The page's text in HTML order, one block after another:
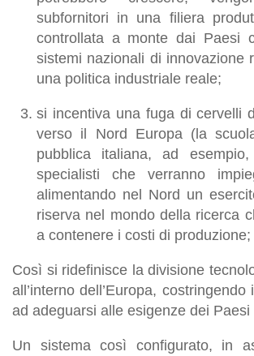
subfornitori in una filiera
controllata a monte dai Paesi
sistemi nazionali di innovazione
una politica industriale reale;
si incentiva una fuga di cervelli
verso il Nord Europa (la
pubblica italiana, ad
specialisti che verranno
alimentando nel Nord un
riserva nel mondo della ricerca
a contenere i costi di produzione;
Così si ridefinisce la divisione
all’interno dell’Europa,
ad adeguarsi alle esigenze dei Paesi
Un sistema così configurato, in